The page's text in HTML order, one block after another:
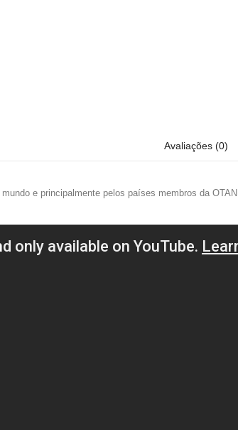
Avaliações (0)
e principalmente pelos países membros da OTAN.